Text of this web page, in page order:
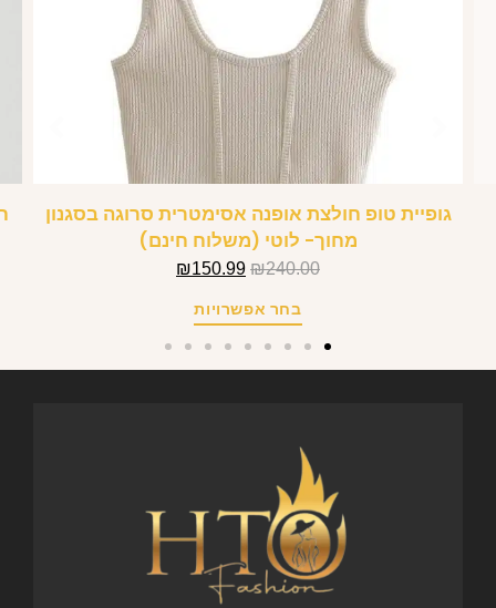
גופיית טופ חולצת אופנה אסימטרית סרוגה בסגנון
מחוך- לוטי (משלוח חינם)
₪240.00
₪150.99
בחר אפשרויות